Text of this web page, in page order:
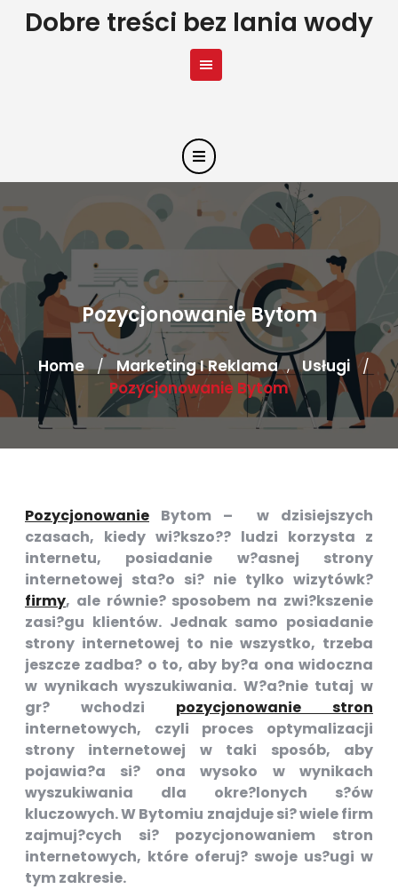
SkipDobre treści bez lania wody
Pozycjonowanie Bytom
Home / Marketing I Reklama , Usługi /
Pozycjonowanie Bytom
Pozycjonowanie Bytom – w dzisiejszych
czasach, kiedy wi?kszo?? ludzi korzysta z
internetu, posiadanie w?asnej strony
internetowej sta?o si? nie tylko wizytówk?
firmy, ale równie? sposobem na zwi?kszenie
zasi?gu klientów. Jednak samo posiadanie
strony internetowej to nie wszystko, trzeba
jeszcze zadba? o to, aby by?a ona widoczna
w wynikach wyszukiwania. W?a?nie tutaj w
gr? wchodzi pozycjonowanie stron
internetowych, czyli proces optymalizacji
strony internetowej w taki sposób, aby
pojawia?a si? ona wysoko w wynikach
wyszukiwania dla okre?lonych s?ów
kluczowych. W Bytomiu znajduje si? wiele firm
zajmuj?cych si? pozycjonowaniem stron
internetowych, które oferuj? swoje us?ugi w
tym zakresie.